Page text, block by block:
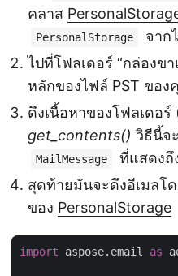
คลาส
PersonalStorage
จาก
ไปที่โฟลเดอร์ “กล่องข
หลักของไฟล์ PST ของ
ดึงเนื้อหาของโฟลเดอ
get_contents() วิธีนี้จ
MailMessage
ที่แสดงถึ
สุดท้ายมันจะดึงอีเมลโ
ของ PersonalStorage
import aspose.email as